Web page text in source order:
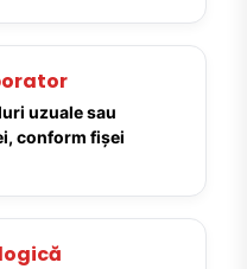
uzuale sau
conform fișei